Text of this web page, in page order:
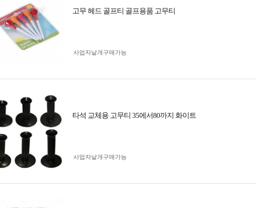
고무 헤드 골프티 골프용품 고무티
사업자 낱개구매가능
타석 교체용 고무티 35에서80까지 화이트
사업자 낱개구매가능